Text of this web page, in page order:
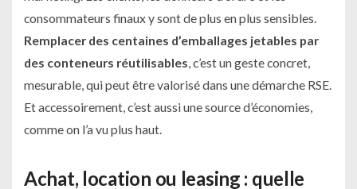
consommateurs finaux y sont de plus en plus sensibles.
Remplacer des centaines d’emballages jetables par
des conteneurs réutilisables, c’est un geste concret,
mesurable, qui peut être valorisé dans une démarche RSE.
Et accessoirement, c’est aussi une source d’économies,
comme on l’a vu plus haut.
Achat, location ou leasing : quelle